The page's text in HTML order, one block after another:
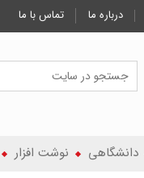
درباره ما تماس با ما
دانشگاهی نوشت افزار